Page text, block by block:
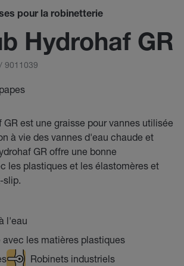
pour la robinetterie
Hydrohaf GR
/ 9011039
GR est une graisse pour vannes utilisée
à vie des vannes d'eau chaude et
GR offre une bonne
les plastiques et les élastomères et
slip.
l'eau
les matières plastiques
Robinets industriels